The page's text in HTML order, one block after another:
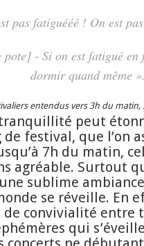
pas fatiguééé ! On est
pote] - Si on est fatigué en
dormir quand même».
entendus vers 3h du matin,
peut
festival, que l’on
7h du matin,
agréable. Surtout
sublime
se réveille. En
de convivialité entre
qui